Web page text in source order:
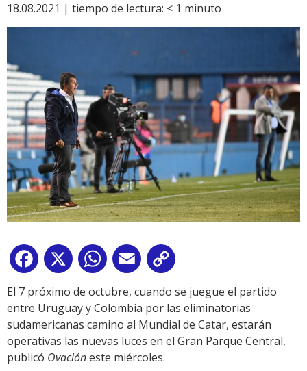
18.08.2021 | tiempo de lectura: < 1 minuto
Facebook
X WhatsApp
Email
Link
El 7 próximo de octubre, cuando se juegue el partido
entre Uruguay y Colombia por las eliminatorias
sudamericanas camino al Mundial de Catar, estarán
operativas las nuevas luces en el Gran Parque Central,
publicó Ovacióneste miércoles.